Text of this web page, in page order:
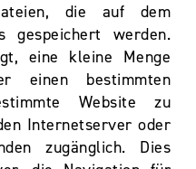
die auf dem
gespeichert werden.
eine kleine Menge
einen bestimmten
Website zu
Internetserver oder
zugänglich. Dies